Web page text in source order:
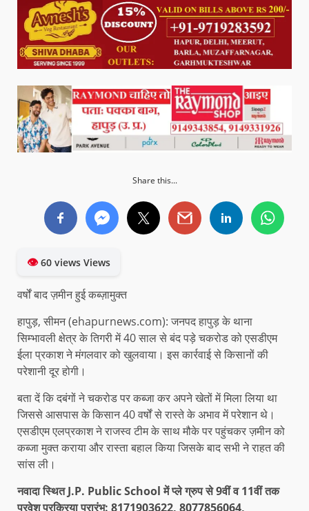
Share this...
👁60 views Views
वर्षों बाद ज़मीन हुई कब्ज़ामुक्त
हापुड़, सीमन (ehapurnews.com): जनपद हापुड़ के थाना
सिम्भावली क्षेत्र के तिगरी में 40 साल से बंद पड़े चकरोड को एसडीएम
ईला प्रकाश ने मंगलवार को खुलवाया। इस कार्रवाई से किसानों की
परेशानी दूर होगी।
बता दें कि दबंगों ने चकरोड पर कब्जा कर अपने खेतों में मिला लिया था
जिससे आसपास के किसान 40 वर्षों से रास्ते के अभाव में परेशान थे।
एसडीएम एलप्रकाश ने राजस्व टीम के साथ मौके पर पहुंचकर ज़मीन को
कब्जा मुक्त कराया और रास्ता बहाल किया जिसके बाद सभी ने राहत की
सांस ली।
नवादा स्थित J.P. Public School में प्ले ग्रुप से 9वीं व 11वीं तक
प्रवेश प्रक्रिया प्रारंभ: 8171903622, 8077856064,